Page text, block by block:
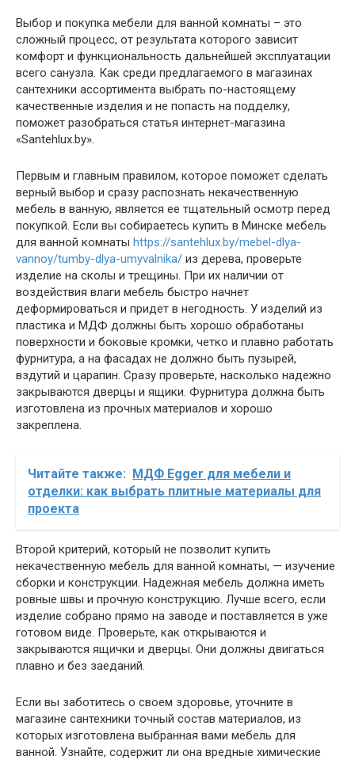
Выбор и покупка мебели для ванной комнаты – это
сложный процесс, от результата которого зависит
комфорт и функциональность дальнейшей эксплуатации
всего санузла. Как среди предлагаемого в магазинах
сантехники ассортимента выбрать по-настоящему
качественные изделия и не попасть на подделку,
поможет разобраться статья интернет-магазина
«Santehlux.by».
Первым и главным правилом, которое поможет сделать
верный выбор и сразу распознать некачественную
мебель в ванную, является ее тщательный осмотр перед
покупкой. Если вы собираетесь купить в Минске мебель
для ванной комнаты https://santehlux.by/mebel-dlya-
vannoy/tumby-dlya-umyvalnika/ из дерева, проверьте
изделие на сколы и трещины. При их наличии от
воздействия влаги мебель быстро начнет
деформироваться и придет в негодность. У изделий из
пластика и МДФ должны быть хорошо обработаны
поверхности и боковые кромки, четко и плавно работать
фурнитура, а на фасадах не должно быть пузырей,
вздутий и царапин. Сразу проверьте, насколько надежно
закрываются дверцы и ящики. Фурнитура должна быть
изготовлена из прочных материалов и хорошо
закреплена.
Читайте также: МДФ Egger для мебели и
отделки: как выбрать плитные материалы для
проекта
Второй критерий, который не позволит купить
некачественную мебель для ванной комнаты, — изучение
сборки и конструкции. Надежная мебель должна иметь
ровные швы и прочную конструкцию. Лучше всего, если
изделие собрано прямо на заводе и поставляется в уже
готовом виде. Проверьте, как открываются и
закрываются ящички и дверцы. Они должны двигаться
плавно и без заеданий.
Если вы заботитесь о своем здоровье, уточните в
магазине сантехники точный состав материалов, из
которых изготовлена выбранная вами мебель для
ванной. Узнайте, содержит ли она вредные химические